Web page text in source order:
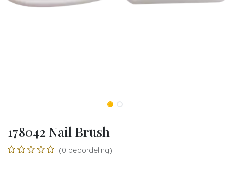
178042 Nail Brush
(0 beoordeling)